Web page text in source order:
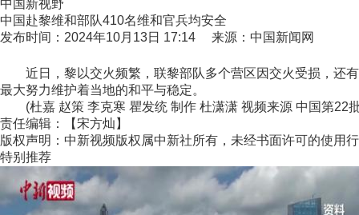
中国新视野
中国赴黎维和部队410名维和官兵均安全
发布时间：2024年10月13日 17:14 来源：中国新闻网
近日，黎以交火频繁，联黎部队多个营区因交火受损，还有
最大努力维护着当地的和平与稳定。
(杜嘉 赵策 李克寒 瞿发统 制作 杜潇潇 视频来源 中国第22
责任编辑：【宋方灿】
版权声明：中新视频版权属中新社所有，未经书面许可的使用
特别推荐